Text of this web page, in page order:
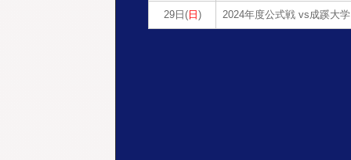
29日(日 ) 2024年度公式戦 vs成蹊大学